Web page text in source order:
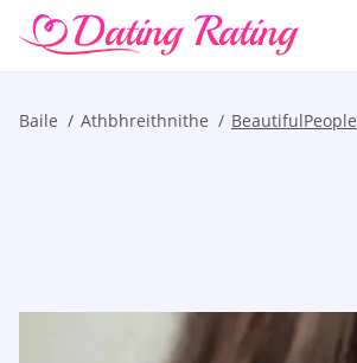
Baile Athbhreithnithe BeautifulPeople